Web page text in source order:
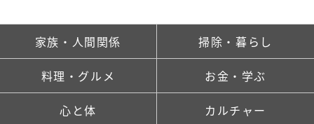
家族・人間関係 掃除・暮らし
料理・グルメ お金・学ぶ
心と体 カルチャー